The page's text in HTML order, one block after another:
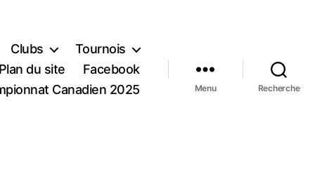
Clubs
Tournois
Plan du site
Facebook
Canadien 2025
Menu Recherche